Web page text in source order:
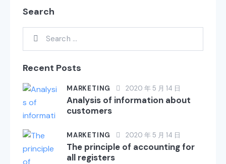
Search
Recent Posts
MARKETING 2020 年 5 月 14 日
Analysis of information about
customers
MARKETING 2020 年 5 月 14 日
The principle of accounting for
all registers